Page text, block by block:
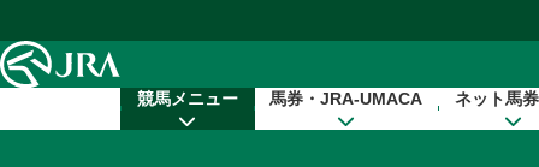
競馬メニュー 馬券・JRA-UMACA ネット馬